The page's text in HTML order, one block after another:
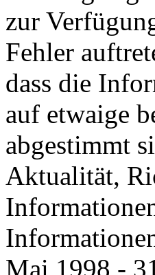
zur
Fehler
dass die
auf etwaige
abgestimmt
Aktualität,
Mai 1998 -